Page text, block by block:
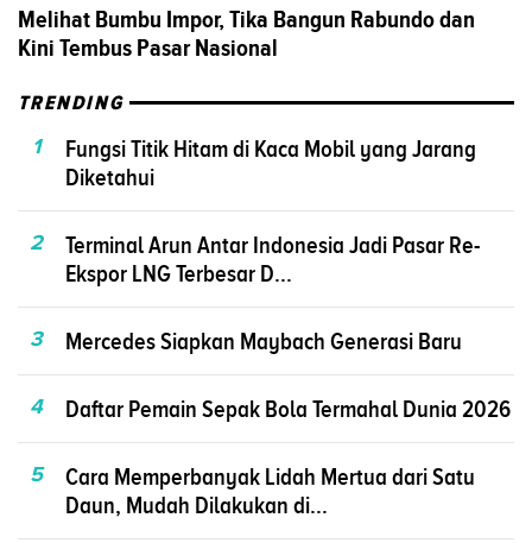
Melihat Bumbu Impor, Tika Bangun Rabundo dan
Kini Tembus Pasar Nasional
TRENDING
1
Fungsi Titik Hitam di Kaca Mobil yang Jarang
Diketahui
2
Terminal Arun Antar Indonesia Jadi Pasar Re-
Ekspor LNG Terbesar D...
3 Mercedes Siapkan Maybach Generasi Baru
4 Daftar Pemain Sepak Bola Termahal Dunia 2026
5
Cara Memperbanyak Lidah Mertua dari Satu
Daun, Mudah Dilakukan di...